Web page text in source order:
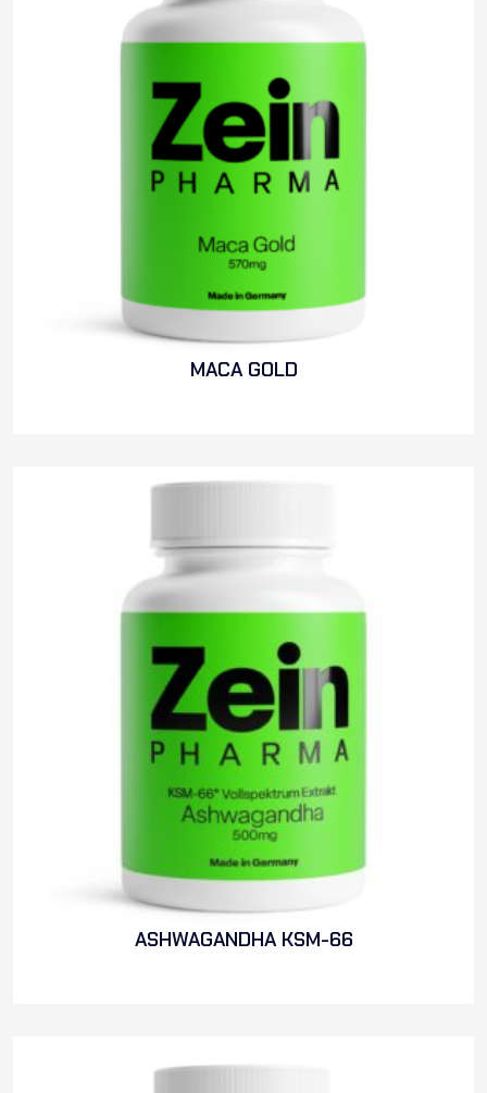
MACA GOLD
ASHWAGANDHA KSM-66